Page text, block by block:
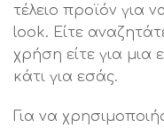
τέλειο προϊόν για
look. Είτε
χρήση είτε για μια
κάτι για εσάς.
Για να